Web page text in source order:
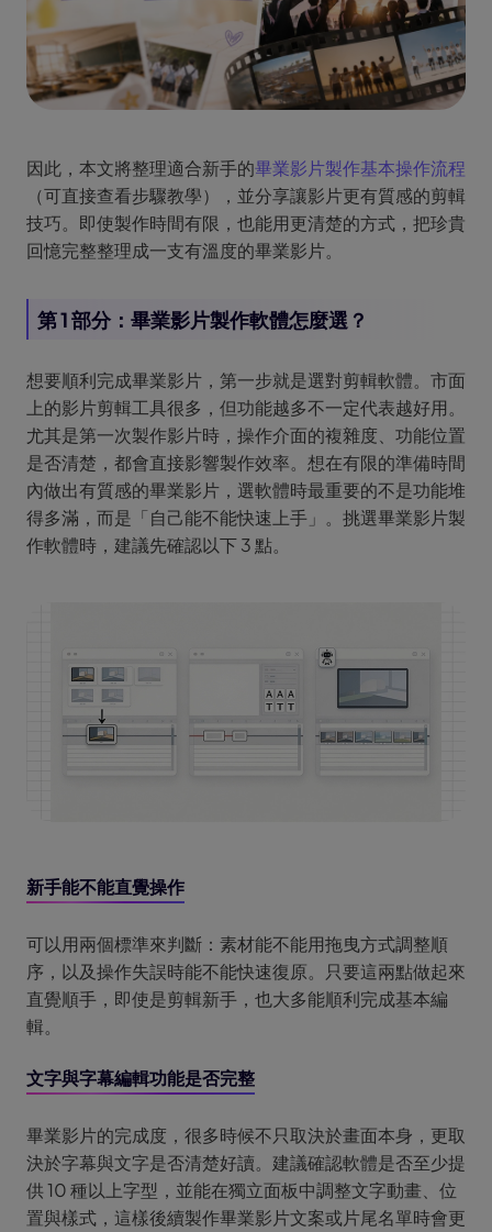
因此，本文將整理適合新手的畢業影片製作基本操作流程
（可直接查看步驟教學），並分享讓影片更有質感的剪輯
技巧。即使製作時間有限，也能用更清楚的方式，把珍貴
回憶完整整理成一支有溫度的畢業影片。
第 1 部分：畢業影片製作軟體怎麼選？
想要順利完成畢業影片，第一步就是選對剪輯軟體。市面
上的影片剪輯工具很多，但功能越多不一定代表越好用。
尤其是第一次製作影片時，操作介面的複雜度、功能位置
是否清楚，都會直接影響製作效率。想在有限的準備時間
內做出有質感的畢業影片，選軟體時最重要的不是功能堆
得多滿，而是「自己能不能快速上手」。挑選畢業影片製
作軟體時，建議先確認以下 3 點。
新手能不能直覺操作
可以用兩個標準來判斷：素材能不能用拖曳方式調整順
序，以及操作失誤時能不能快速復原。只要這兩點做起來
直覺順手，即使是剪輯新手，也大多能順利完成基本編
輯。
文字與字幕編輯功能是否完整
畢業影片的完成度，很多時候不只取決於畫面本身，更取
決於字幕與文字是否清楚好讀。建議確認軟體是否至少提
供 10 種以上字型，並能在獨立面板中調整文字動畫、位
置與樣式，這樣後續製作畢業影片文案或片尾名單時會更